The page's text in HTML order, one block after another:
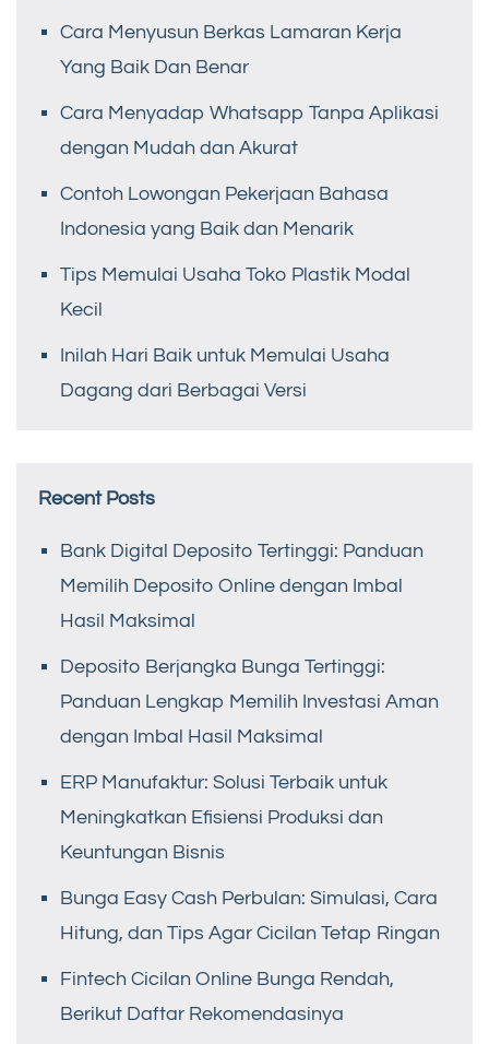
Cara Menyusun Berkas Lamaran Kerja
Yang Baik Dan Benar
Cara Menyadap Whatsapp Tanpa Aplikasi
dengan Mudah dan Akurat
Contoh Lowongan Pekerjaan Bahasa
Indonesia yang Baik dan Menarik
Tips Memulai Usaha Toko Plastik Modal
Kecil
Inilah Hari Baik untuk Memulai Usaha
Dagang dari Berbagai Versi
Recent Posts
Bank Digital Deposito Tertinggi: Panduan
Memilih Deposito Online dengan Imbal
Hasil Maksimal
Deposito Berjangka Bunga Tertinggi:
Panduan Lengkap Memilih Investasi Aman
dengan Imbal Hasil Maksimal
ERP Manufaktur: Solusi Terbaik untuk
Meningkatkan Efisiensi Produksi dan
Keuntungan Bisnis
Bunga Easy Cash Perbulan: Simulasi, Cara
Hitung, dan Tips Agar Cicilan Tetap Ringan
Fintech Cicilan Online Bunga Rendah,
Berikut Daftar Rekomendasinya